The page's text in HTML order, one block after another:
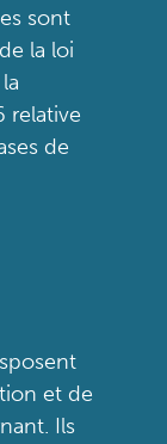
sont
la loi
relative
de
et de
Ils